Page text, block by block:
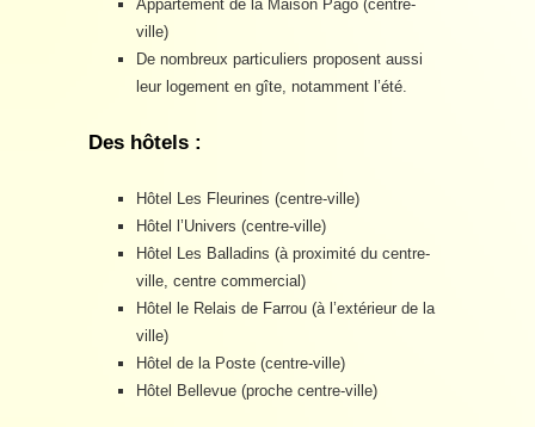
Appartement de la Maison Pago (centre-
ville)
De nombreux particuliers proposent aussi
leur logement en gîte, notamment l’été.
Des hôtels :
Hôtel Les Fleurines (centre-ville)
Hôtel l’Univers (centre-ville)
Hôtel Les Balladins (à proximité du centre-
ville, centre commercial)
Hôtel le Relais de Farrou (à l’extérieur de la
ville)
Hôtel de la Poste (centre-ville)
Hôtel Bellevue (proche centre-ville)